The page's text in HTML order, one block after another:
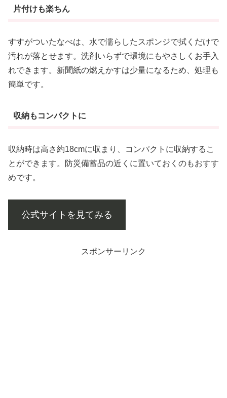
片付けも楽ちん
すすがついたなべは、水で濡らしたスポンジで拭くだけで
汚れが落とせます。洗剤いらずで環境にもやさしくお手入
れできます。新聞紙の燃えかすは少量になるため、処理も
簡単です。
収納もコンパクトに
収納時は高さ約18cmに収まり、コンパクトに収納するこ
とができます。防災備蓄品の近くに置いておくのもおすす
めです。
公式サイトを見てみる
スポンサーリンク